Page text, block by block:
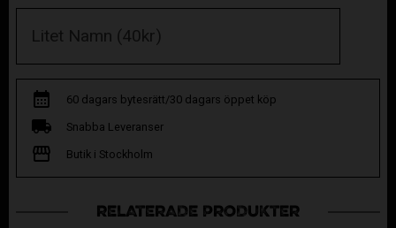
60 dagars bytesrätt/30 dagars öppet köp
Snabba Leveranser
Butik i Stockholm
RELATERADE PRODUKTER